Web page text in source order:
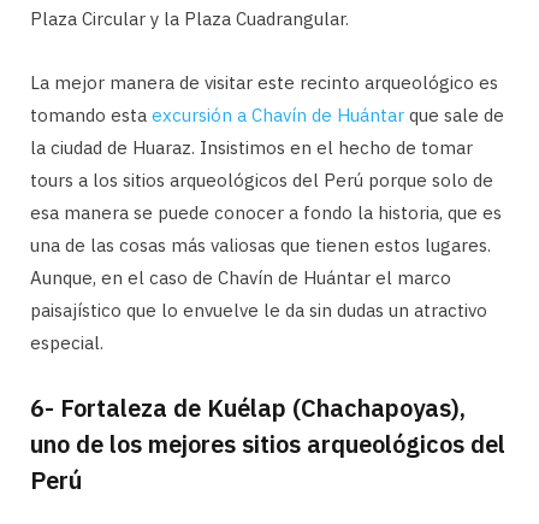
Plaza Circular y la Plaza Cuadrangular.
La mejor manera de visitar este recinto arqueológico es
tomando esta excursión a Chavín de Huántar que sale de
la ciudad de Huaraz. Insistimos en el hecho de tomar
tours a los sitios arqueológicos del Perú porque solo de
esa manera se puede conocer a fondo la historia, que es
una de las cosas más valiosas que tienen estos lugares.
Aunque, en el caso de Chavín de Huántar el marco
paisajístico que lo envuelve le da sin dudas un atractivo
especial.
6- Fortaleza de Kuélap (Chachapoyas),
uno de los mejores sitios arqueológicos del
Perú